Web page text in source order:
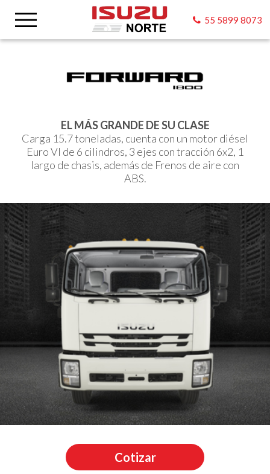
55 5899 8073
EL MÁS GRANDE DE SU CLASE
Carga 15.7 toneladas, cuenta con un motor diésel
Euro VI de 6 cilindros, 3 ejes con tracción 6x2, 1
largo de chasis, además de Frenos de aire con
ABS.
Cotizar